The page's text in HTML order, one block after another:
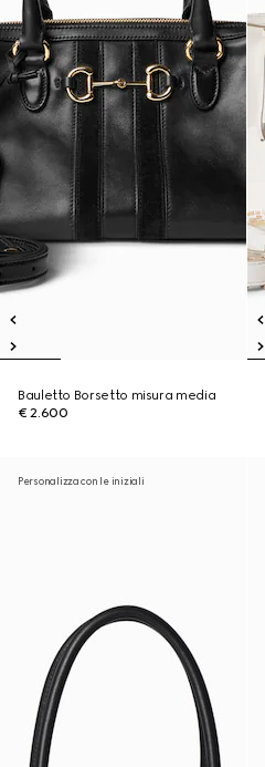
Bauletto Borsetto misura media
€ 2.600
Personalizza con le iniziali